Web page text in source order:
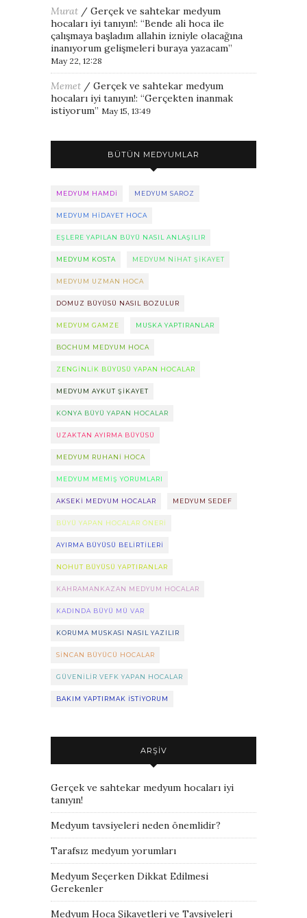
Murat / Gerçek ve sahtekar medyum
hocaları iyi tanıyın!: “Bende ali hoca ile
çalışmaya başladım allahin izniyle olacağına
inanıyorum gelişmeleri buraya yazacam”
May 22, 12:28
Memet / Gerçek ve sahtekar medyum
hocaları iyi tanıyın!: “Gerçekten inanmak
istiyorum” May 15, 13:49
BÜTÜN MEDYUMLAR
MEDYUM HAMDI MEDYUM SAROZ
MEDYUM HIDAYET HOCA
EŞLERE YAPILAN BÜYÜ NASIL ANLAŞILIR
MEDYUM KOSTA MEDYUM NIHAT ŞIKAYET
MEDYUM UZMAN HOCA
DOMUZ BÜYÜSÜ NASIL BOZULUR
MEDYUM GAMZE MUSKA YAPTIRANLAR
BOCHUM MEDYUM HOCA
ZENGINLIK BÜYÜSÜ YAPAN HOCALAR
MEDYUM AYKUT ŞIKAYET
KONYA BÜYÜ YAPAN HOCALAR
UZAKTAN AYIRMA BÜYÜSÜ
MEDYUM RUHANI HOCA
MEDYUM MEMIŞ YORUMLARI
AKSEKI MEDYUM HOCALAR MEDYUM SEDEF
BÜYÜ YAPAN HOCALAR ÖNERI
AYIRMA BÜYÜSÜ BELIRTILERI
NOHUT BÜYÜSÜ YAPTIRANLAR
KAHRAMANKAZAN MEDYUM HOCALAR
KADINDA BÜYÜ MÜ VAR
KORUMA MUSKASI NASIL YAZILIR
SINCAN BÜYÜCÜ HOCALAR
GÜVENILIR VEFK YAPAN HOCALAR
BAKIM YAPTIRMAK ISTIYORUM
ARŞIV
Gerçek ve sahtekar medyum hocaları iyi
tanıyın!
Medyum tavsiyeleri neden önemlidir?
Tarafsız medyum yorumları
Medyum Seçerken Dikkat Edilmesi
Gerekenler
Medyum Hoca Şikayetleri ve Tavsiyeleri